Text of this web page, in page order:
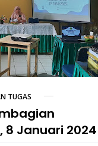
TUGAS
8 Januari 2024